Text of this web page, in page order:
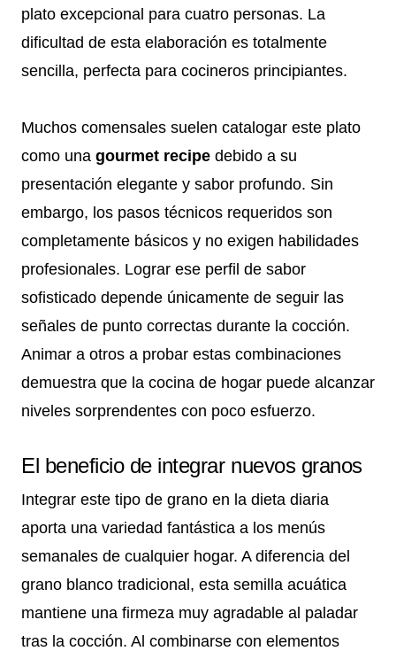
plato excepcional para cuatro personas. La
dificultad de esta elaboración es totalmente
sencilla, perfecta para cocineros principiantes.
Muchos comensales suelen catalogar este plato
como una gourmet recipe debido a su
presentación elegante y sabor profundo. Sin
embargo, los pasos técnicos requeridos son
completamente básicos y no exigen habilidades
profesionales. Lograr ese perfil de sabor
sofisticado depende únicamente de seguir las
señales de punto correctas durante la cocción.
Animar a otros a probar estas combinaciones
demuestra que la cocina de hogar puede alcanzar
niveles sorprendentes con poco esfuerzo.
El beneficio de integrar nuevos granos
Integrar este tipo de grano en la dieta diaria
aporta una variedad fantástica a los menús
semanales de cualquier hogar. A diferencia del
grano blanco tradicional, esta semilla acuática
mantiene una firmeza muy agradable al paladar
tras la cocción. Al combinarse con elementos